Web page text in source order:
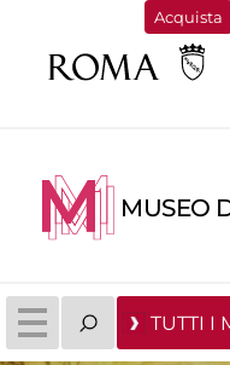
Acquista
MUSEO
TUTTI I